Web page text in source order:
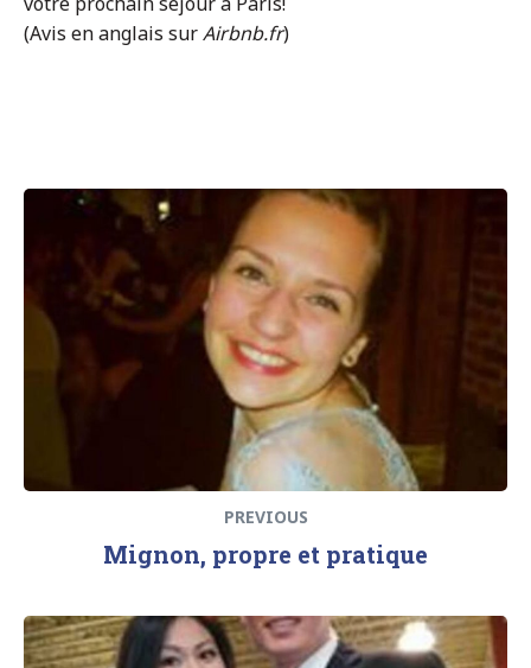
(Avis en anglais surAirbnb.fr)
Navigation
l’article
Previous
post:
PREVIOUS
Mignon, propre et pratique
Next
post: